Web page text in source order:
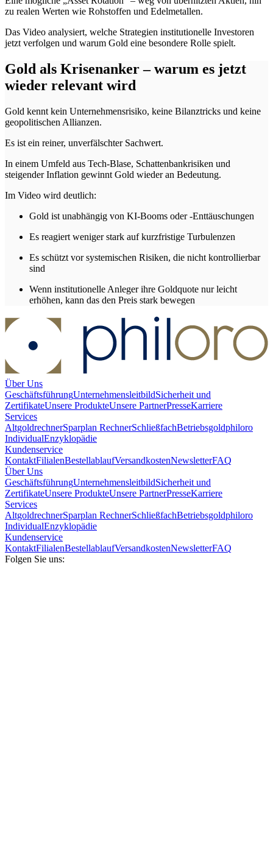
zu realen Werten wie Rohstoffen und Edelmetallen.
Das Video analysiert, welche Strategien institutionelle Investoren
jetzt verfolgen und warum Gold eine besondere Rolle spielt.
Gold als Krisenanker – warum es jetzt
wieder relevant wird
Gold kennt kein Unternehmensrisiko, keine Bilanztricks und keine
geopolitischen Allianzen.
Es ist ein reiner, unverfälschter Sachwert.
In einem Umfeld aus Tech-Blase, Schattenbankrisiken und
steigender Inflation gewinnt Gold wieder an Bedeutung.
Im Video wird deutlich:
Gold ist unabhängig von KI-Booms oder -Enttäuschungen
Es reagiert weniger stark auf kurzfristige Turbulenzen
Es schützt vor systemischen Risiken, die nicht kontrollierbar
sind
Wenn institutionelle Anleger ihre Goldquote nur leicht
erhöhen, kann das den Preis stark bewegen
Über Uns
GeschäftsführungUnternehmensleitbildSicherheit und
ZertifikateUnsere ProdukteUnsere PartnerPresseKarriere
Services
AltgoldrechnerSparplan RechnerSchließfachBetriebsgoldphiloro
IndividualEnzyklopädie
Kundenservice
KontaktFilialenBestellablaufVersandkostenNewsletterFAQ
Über Uns
GeschäftsführungUnternehmensleitbildSicherheit und
ZertifikateUnsere ProdukteUnsere PartnerPresseKarriere
Services
AltgoldrechnerSparplan RechnerSchließfachBetriebsgoldphiloro
IndividualEnzyklopädie
Kundenservice
KontaktFilialenBestellablaufVersandkostenNewsletterFAQ
Folgen Sie uns: